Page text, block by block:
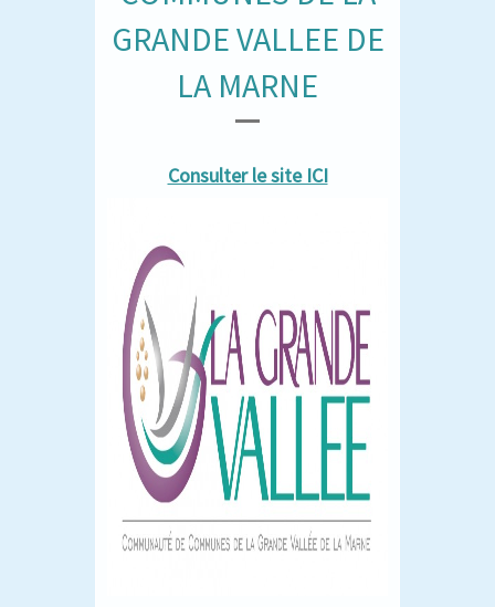
GRANDE VALLEE DE
LA MARNE
Consulter le site ICI